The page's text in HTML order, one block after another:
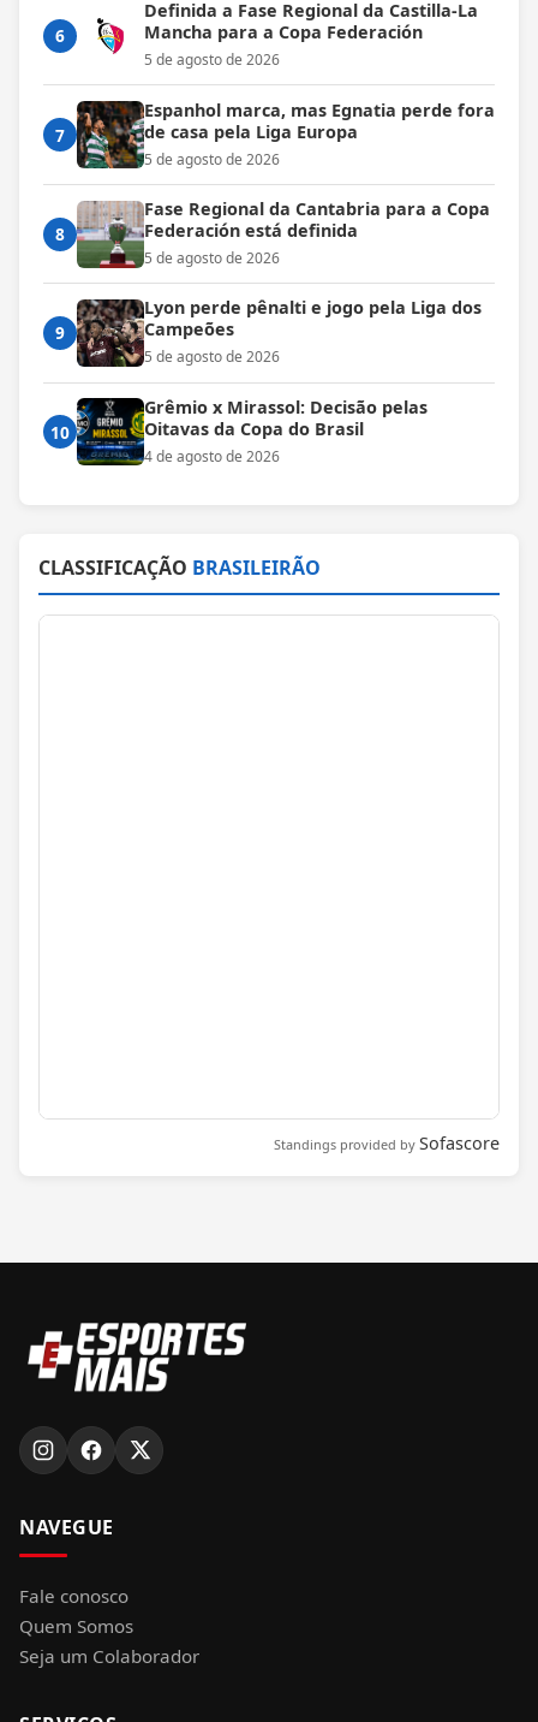
6
Definida a Fase Regional da Castilla-La
Mancha para a Copa Federación
5 de agosto de 2026
7
Espanhol marca, mas Egnatia perde fora
de casa pela Liga Europa
5 de agosto de 2026
8
Fase Regional da Cantabria para a Copa
Federación está definida
5 de agosto de 2026
9
Lyon perde pênalti e jogo pela Liga dos
Campeões
5 de agosto de 2026
10
Grêmio x Mirassol: Decisão pelas
Oitavas da Copa do Brasil
4 de agosto de 2026
CLASSIFICAÇÃO BRASILEIRÃO
Standings provided by Sofascore
NAVEGUE
Fale conosco
Quem Somos
Seja um Colaborador